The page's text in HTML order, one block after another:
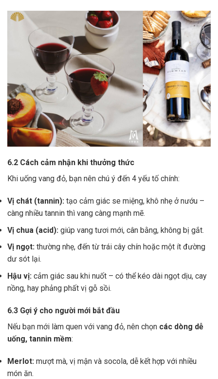
6.2 Cách cảm nhận khi thưởng thức
Khi uống vang đỏ, bạn nên chú ý đến 4 yếu tố chính:
Vị chát (tannin): tạo cảm giác se miệng, khô nhẹ ở nướu –
càng nhiều tannin thì vang càng mạnh mẽ.
Vị chua (acid): giúp vang tươi mới, cân bằng, không bị gắt.
Vị ngọt: thường nhẹ, đến từ trái cây chín hoặc một ít đường
dư sót lại.
Hậu vị: cảm giác sau khi nuốt – có thể kéo dài ngọt dịu, cay
nồng, hay phảng phất vị gỗ sồi.
6.3 Gợi ý cho người mới bắt đầu
Nếu bạn mới làm quen với vang đỏ, nên chọn các dòng dễ
uống, tannin mềm:
Merlot: mượt mà, vị mận và socola, dễ kết hợp với nhiều
món ăn.